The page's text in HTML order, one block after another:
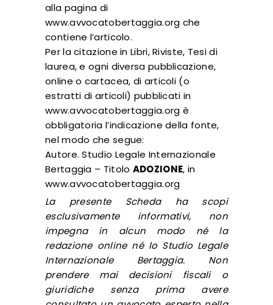
alla pagina di
www.avvocatobertaggia.org che
contiene l’articolo.
Per la citazione in Libri, Riviste, Tesi di
laurea, e ogni diversa pubblicazione,
online o cartacea, di articoli (o
estratti di articoli) pubblicati in
www.avvocatobertaggia.org è
obbligatoria l’indicazione della fonte,
nel modo che segue:
Autore. Studio Legale Internazionale
Bertaggia – Titolo ADOZIONE, in
www.avvocatobertaggia.org
La presente Scheda ha scopi
esclusivamente informativi, non
impegna in alcun modo né la
redazione online né lo Studio Legale
Internazionale Bertaggia. Non
prendere mai decisioni fiscali o
giuridiche senza prima avere